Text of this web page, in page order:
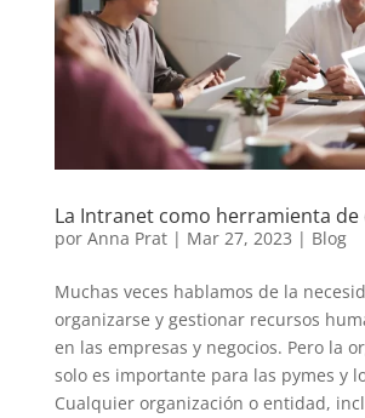
La Intranet como herramienta de
por Anna Prat| Mar 27, 2023 | Blog
Muchas veces hablamos de la
organizarse y gestionar recursos
en las empresas y negocios. Pero la
solo es importante para las pymes y
Cualquier organización o entidad,